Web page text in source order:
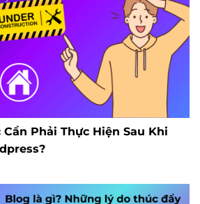
Phải Thực Hiện Sau Khi